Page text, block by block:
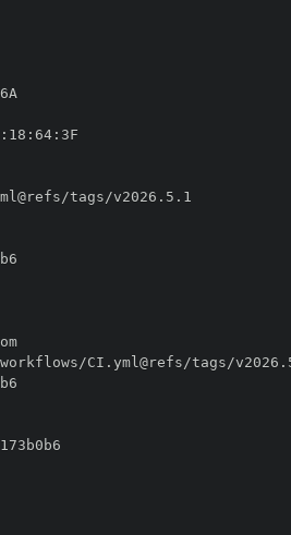
: 18 : 64:
//token.actions.githubusercontent.com